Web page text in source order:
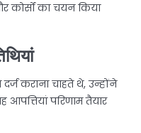
कोर्सों का चयन किया
कराना चाहते थे, उन्होंने
आपत्तियां परिणाम तैयार